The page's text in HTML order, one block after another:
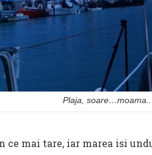
Plaja,
ce mai tare, iar marea isi